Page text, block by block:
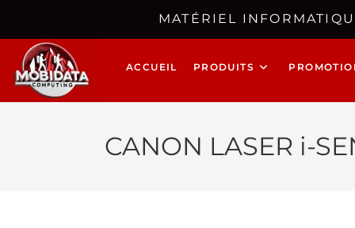
MATÉRIEL
ACCUEIL PRODUITS
CANON LASER i-